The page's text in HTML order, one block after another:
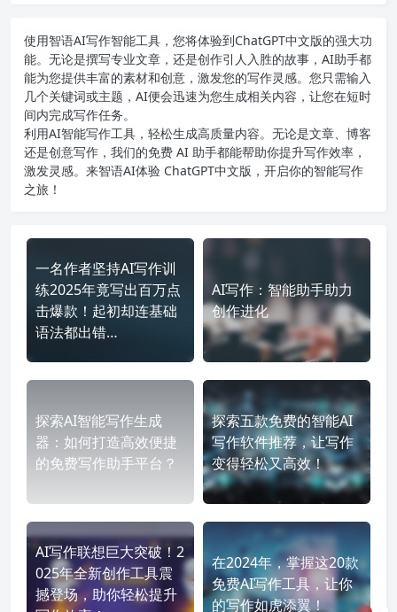
使用智语AI写作智能工具，您将体验到ChatGPT中文版的强大功
能。无论是撰写专业文章，还是创作引人入胜的故事，AI助手都
能为您提供丰富的素材和创意，激发您的写作灵感。您只需输入
几个关键词或主题，AI便会迅速为您生成相关内容，让您在短时
间内完成写作任务。
利用AI智能写作工具，轻松生成高质量内容。无论是文章、博客
还是创意写作，我们的免费 AI 助手都能帮助你提升写作效率，
激发灵感。来智语AI体验 ChatGPT中文版 ，开启你的智能写作
之旅！
一名作者坚持AI写作训
练2025年竟写出百万点
击爆款！起初却连基础
语法都出错…
AI写作：智能助手助力
创作进化
探索AI智能写作生成
器：如何打造高效便捷
的免费写作助手平台？
探索五款免费的智能AI
写作软件推荐，让写作
变得轻松又高效！
AI写作联想巨大突破！2
025年全新创作工具震
撼登场，助你轻松提升
在2024年，掌握这20款
免费AI写作工具，让你
的写作如虎添翼！